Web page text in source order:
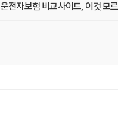
운전자보험 비교사이트, 이것 모